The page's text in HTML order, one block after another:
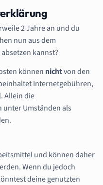
2 Jahre an und du
nun aus dem
kannst?
können nichtvon den
Internetgebühren,
Allein die
unter Umständen als
und können daher
Wenn du jedoch
deine genutzten